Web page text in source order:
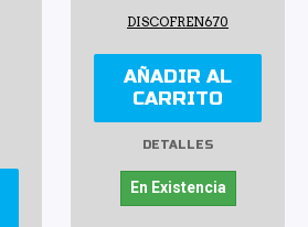
DISCOFREN670
AÑADIR AL
CARRITO
DETALLES
En Existencia